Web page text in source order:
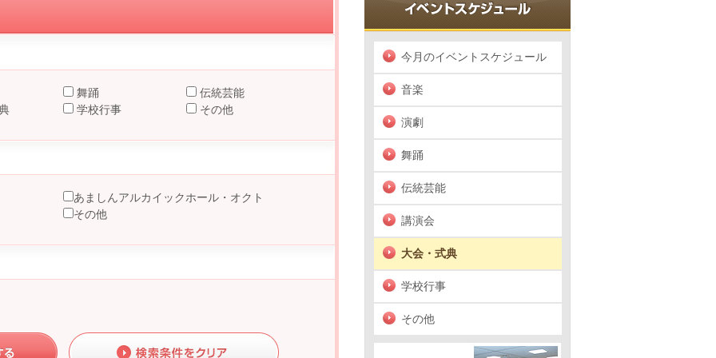
舞踊
伝統芸能
学校行事 その他
あましんアルカイックホール・オクト
その他
今月のイベントスケジュール
音楽
演劇
舞踊
伝統芸能
講演会
大会・式典
学校行事
その他